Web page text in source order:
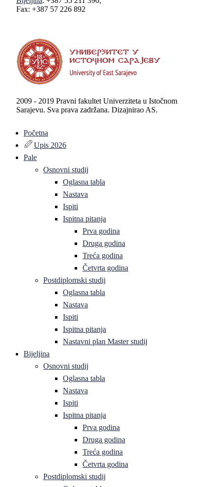
Fax: +387 57 226 892
2009 - 2019 Pravni fakultet Univerziteta u Istočnom
Sarajevu. Sva prava zadržana. Dizajnirao AS.
Početna
Upis 2026
Pale
Osnovni studij
Oglasna tabla
Nastava
Ispiti
Ispitna pitanja
Prva godina
Druga godina
Treća godina
Četvrta godina
Postdiplomski studij
Oglasna tabla
Nastava
Ispiti
Ispitna pitanja
Nastavni plan Master studij
Bijeljina
Osnovni studij
Oglasna tabla
Nastava
Ispiti
Ispitna pitanja
Prva godina
Druga godina
Treća godina
Četvrta godina
Postdiplomski studij